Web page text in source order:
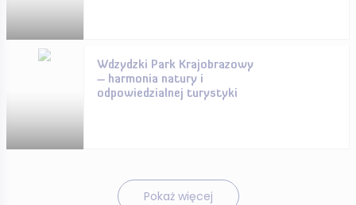
Wdzydzki Park Krajobrazowy
– harmonia natury i
odpowiedzialnej turystyki
Pokaż więcej